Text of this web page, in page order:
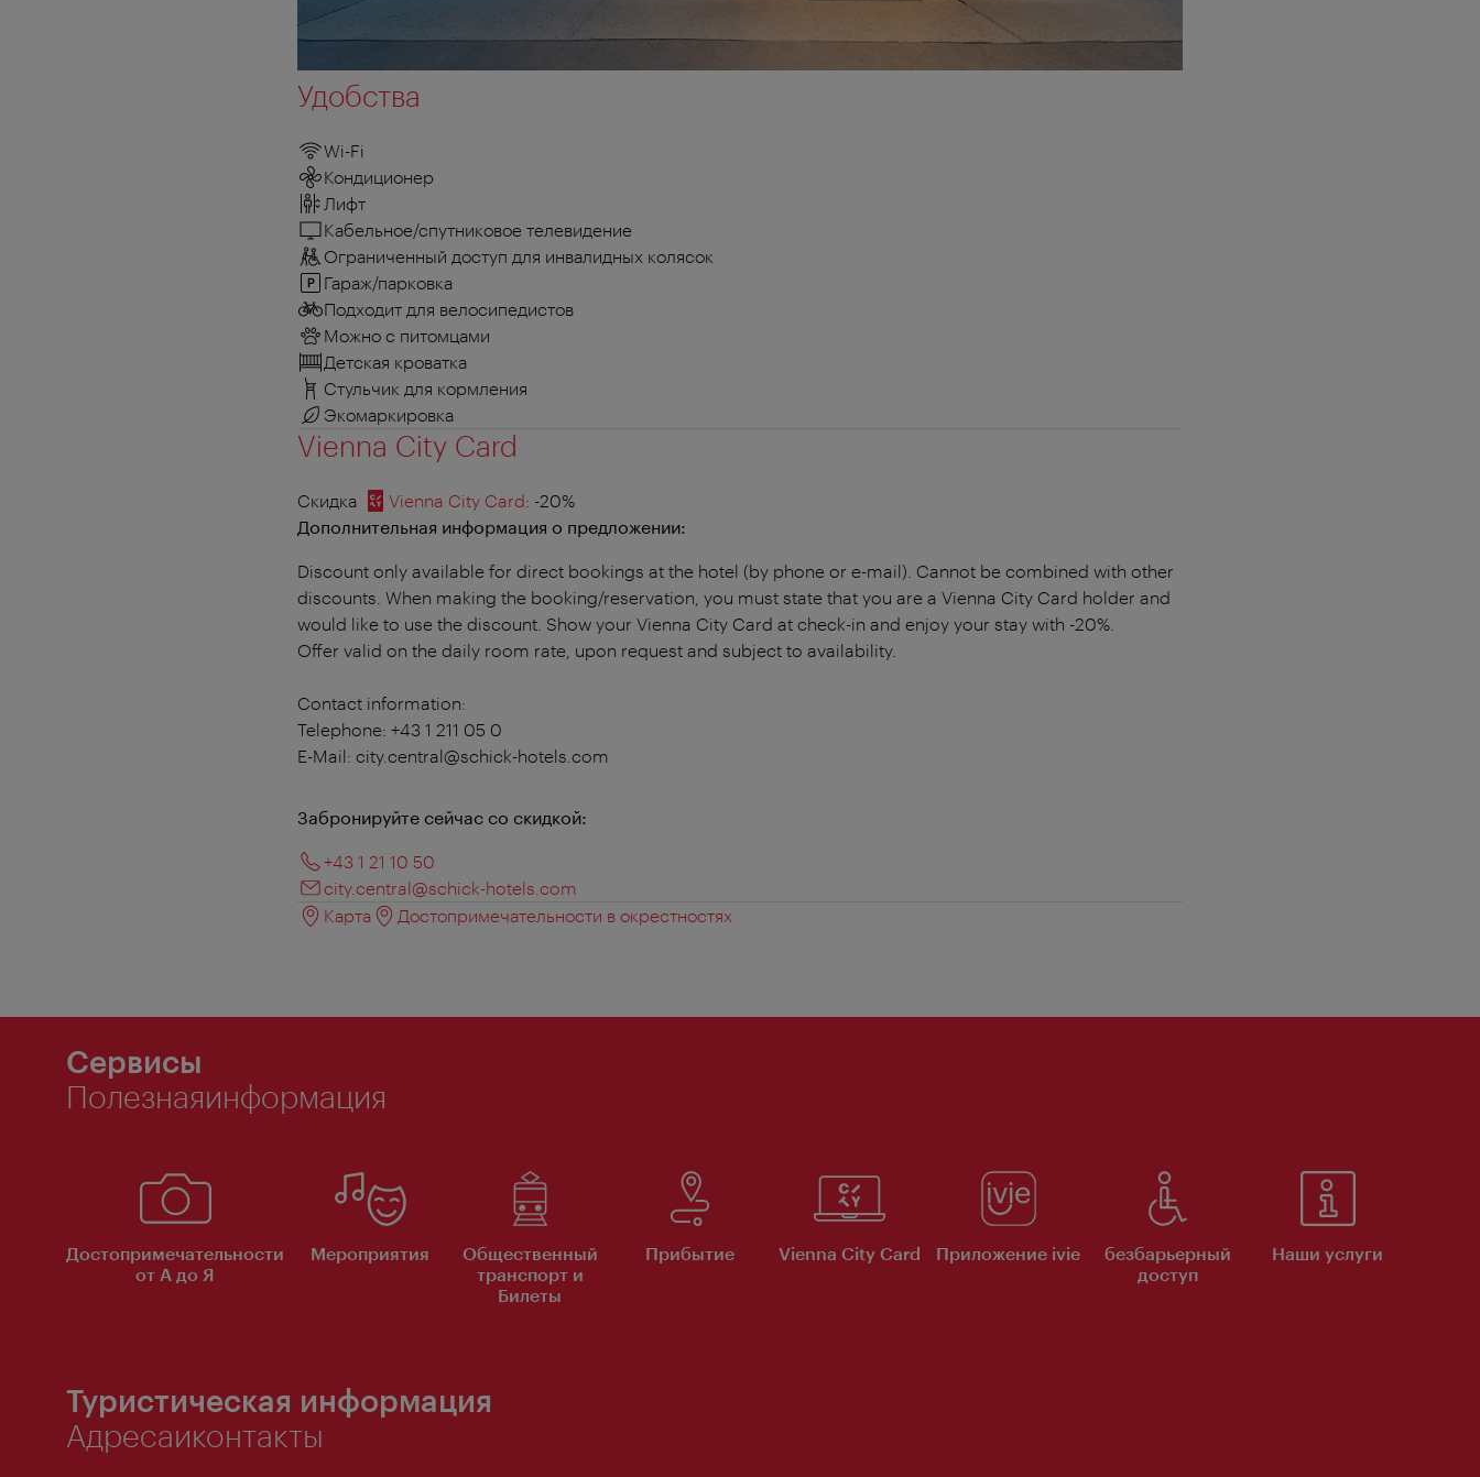
Удобства
Wi-Fi
Кондиционер
Лифт
Кабельное/спутниковое телевидение
Ограниченный доступ для инвалидных колясок
Гараж/парковка
Подходит для велосипедистов
Можно с питомцами
Детская кроватка
Стульчик для кормления
Экомаркировка
Vienna City Card
Скидка Vienna City Card: -20%
Дополнительная информация о предложении:
Discount only available for direct bookings at the hotel (by phone or e-mail). Cannot be combined with other
discounts. When making the booking/reservation, you must state that you are a Vienna City Card holder and
would like to use the discount. Show your Vienna City Card at check-in and enjoy your stay with -20%.
Offer valid on the daily room rate, upon request and subject to availability.
Contact information:
Telephone: +43 1 211 05 0
E-Mail: city.central@schick-hotels.com
Забронируйте сейчас со скидкой:
+43 1 21 10 50
city.central@schick-hotels.com
Карта
Достопримечательности в окрестностях
Сервисы
Полезнаяинформация
Достопримечательности
от А до Я
Мероприятия
Общественный
транспорт и
Билеты
Прибытие Vienna City Card Приложение ivie
безбарьерный
доступ
Наши услуги
Туристическая информация
Адресаиконтакты